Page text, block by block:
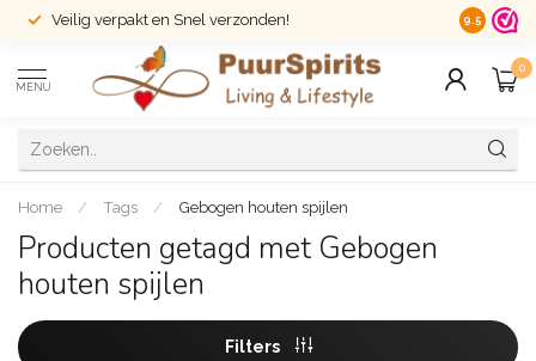
Veilig verpakt en Snel verzonden! 14 dagen
9.5
MENU
0
Home / Tags / Gebogen houten spijlen
Producten getagd met Gebogen
houten spijlen
Filters